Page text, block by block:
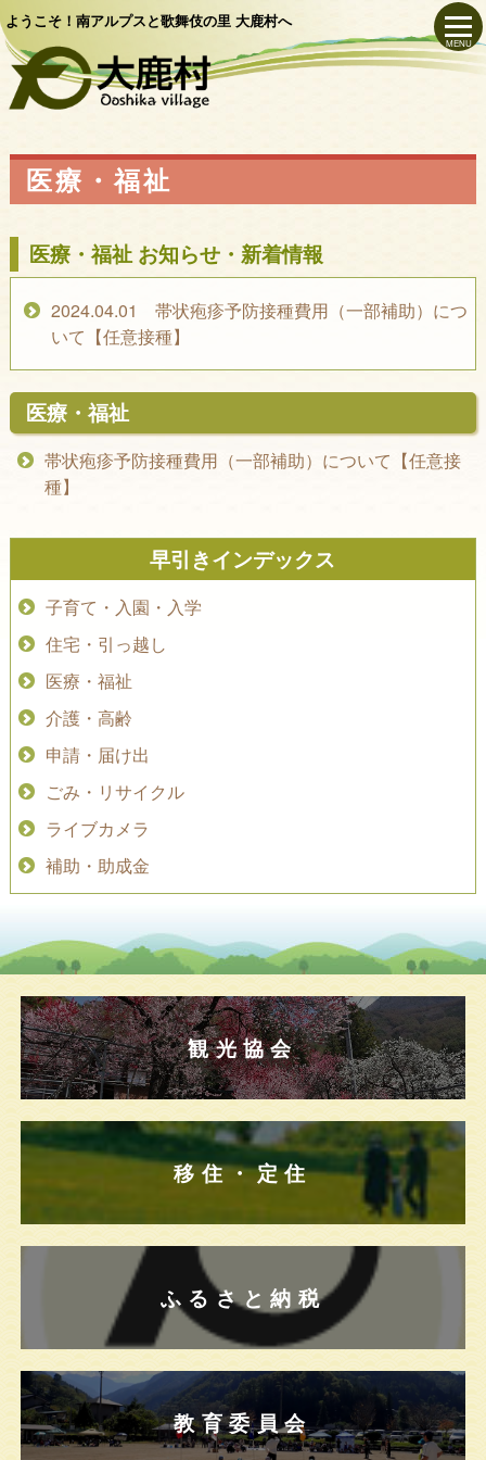
ようこそ！南アルプスと歌舞伎の里 大鹿村へ
MENU
医療・福祉
医療・福祉 お知らせ・新着情報
2024.04.01 帯状疱疹予防接種費用（一部補助）につ
いて【任意接種】
医療・福祉
帯状疱疹予防接種費用（一部補助）について【任意接
種】
早引きインデックス
子育て・入園・入学
住宅・引っ越し
医療・福祉
介護・高齢
申請・届け出
ごみ・リサイクル
ライブカメラ
補助・助成金
観光協会
移住・定住
ふるさと納税
教育委員会